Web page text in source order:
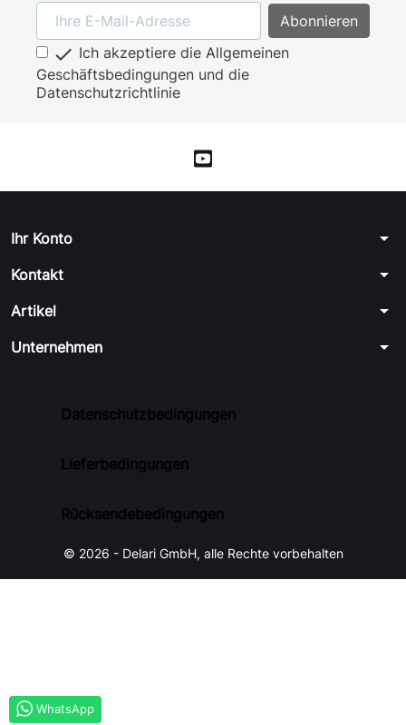
 Ich akzeptiere die Allgemeinen
Geschäftsbedingungen und die
Datenschutzrichtlinie
Ihr Konto arrow_drop_down
Kontakt arrow_drop_down
Artikel arrow_drop_down
Unternehmen arrow_drop_down
Datenschutzbedingungen
Lieferbedingungen
Rücksendebedingungen
© 2026 - Delari GmbH, alle Rechte vorbehalten
WhatsApp